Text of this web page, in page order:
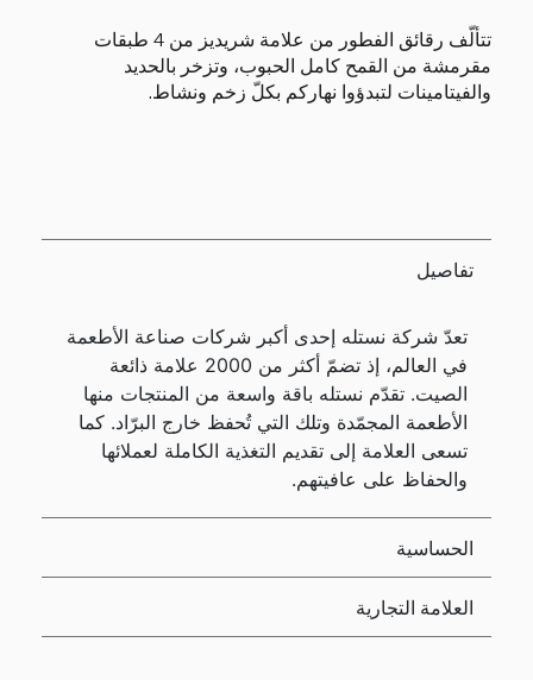
تتألّف رقائق الفطور من علامة شريديز من 4 طبقات
مقرمشة من القمح كامل الحبوب، وتزخر بالحديد
والفيتامينات لتبدؤوا نهاركم بكلّ زخم ونشاط.
تفاصيل
تعدّ شركة نستله إحدى أكبر شركات صناعة الأطعمة
في العالم، إذ تضمّ أكثر من 2000 علامة ذائعة
الصيت. تقدّم نستله باقة واسعة من المنتجات منها
الأطعمة المجمّدة وتلك التي تُحفظ خارج البرّاد. كما
تسعى العلامة إلى تقديم التغذية الكاملة لعملائها
والحفاظ على عافيتهم.
الحساسية
العلامة التجارية